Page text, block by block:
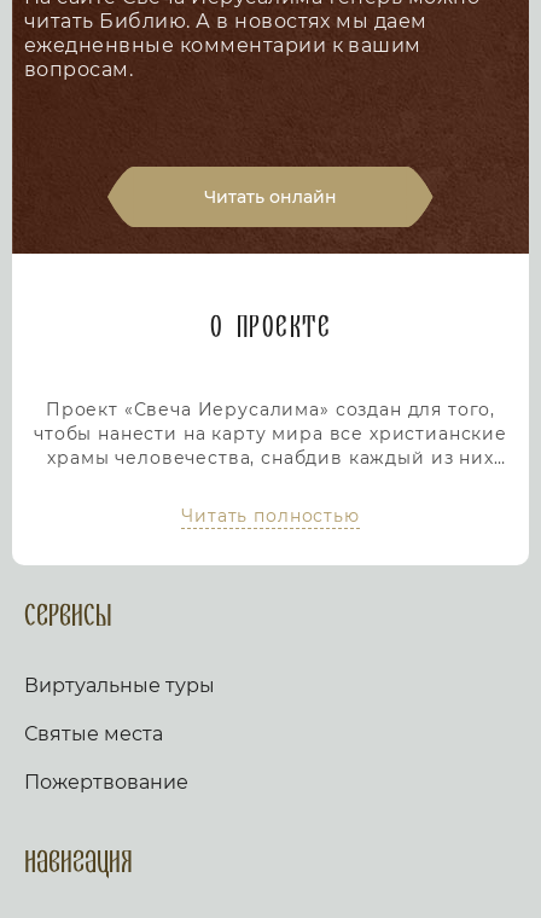
читать Библию. А в новостях мы даем
ежедненвные комментарии к вашим
вопросам.
Читать онлайн
О проекте
Проект «Свеча Иерусалима» создан для того,
чтобы нанести на карту мира все христианские
храмы человечества, снабдив каждый из них
мы дадим людям возможность посетить любой
храм или дольмен не выходя из дома, просто
помощь в возжжения свечей за здравие и
упокой в христианских храмах Иерусалима и
вопросом. Письма помещаются в Стену Плача,
Благодатным огнем.
товаров, освященных на камне Миропомазания.
Читать полностью
Сервисы
Виртуальные туры
Святые места
Пожертвование
Навигация